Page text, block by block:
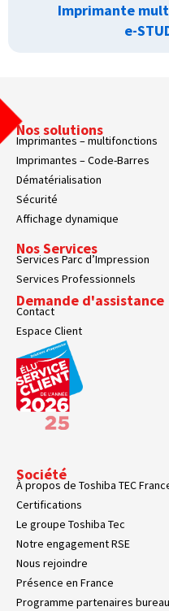
Imprimante
e-
Nos solutions
Imprimantes – multifonctions
Imprimantes – Code-Barres
Dématérialisation
Sécurité
Affichage dynamique
Nos Services
Services Parc d’Impression
Services Professionnels
Demande d'assistance
Contact
Espace Client
Société
À propos de Toshiba TEC
Certifications
Le groupe Toshiba Tec
Notre engagement RSE
Nous rejoindre
Présence en France
Programme partenaires